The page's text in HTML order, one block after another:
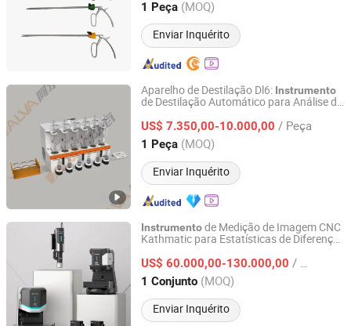
1 Peça (MOQ)
Enviar Inquérito
Shandong, China Desde 2023
Aparelho de Destilação Dl6: Instrumento
de Destilação Automático para Análise de
Destilador
US$ 7.350,00-10.000,00 / Peça
1 Peça (MOQ)
Enviar Inquérito
Jinan Alva Instrument Co., Ltd.
Shandong, China Desde 2024
Instrumentode Medição de Imagem CNC
Kathmatic para Estatísticas de Diferença
US$ 60.000,00-130.000,00 / Conjunto
1 Conjunto (MOQ)
Enviar Inquérito
Nanjing Kathmatic Technology Co., Ltd.
Jiangsu, China Desde 2026